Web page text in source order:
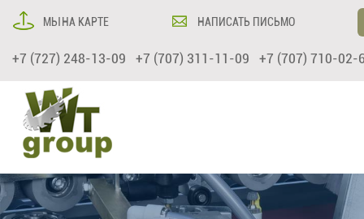
МЫ НА КАРТЕ НАПИСАТЬ ПИСЬМО
+7 (727) 248-13-09 +7 (707) 311-11-09 +7 (707) 710-02-